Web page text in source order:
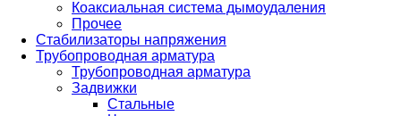
Коаксиальная система дымоудаления
Прочее
Стабилизаторы напряжения
Трубопроводная арматура
Трубопроводная арматура
Задвижки
Стальные